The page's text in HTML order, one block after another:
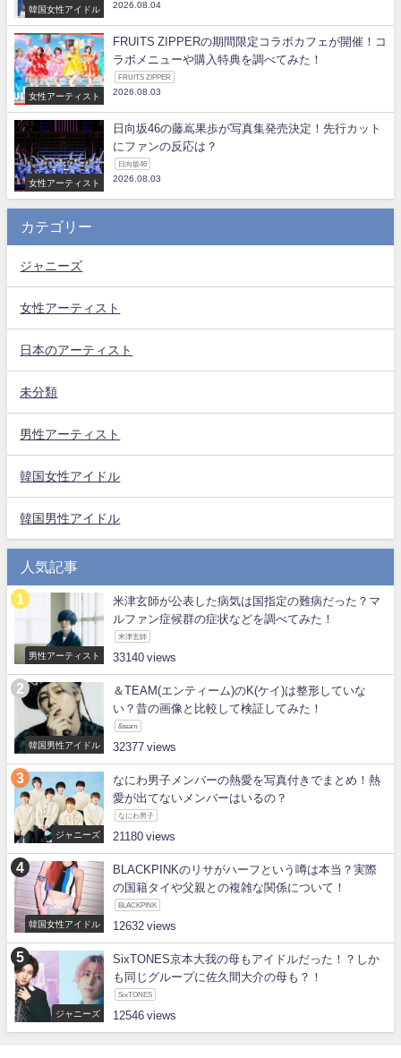
韓国女性アイドル 2026.08.04
女性アーティスト
FRUITS ZIPPERの期間限定コラボカフェが開催！コ
ラボメニューや購入特典を調べてみた！
FRUITS ZIPPER
2026.08.03
女性アーティスト
日向坂46の藤嶌果歩が写真集発売決定！先行カット
にファンの反応は？
日向坂46
2026.08.03
カテゴリー
ジャニーズ
女性アーティスト
日本のアーティスト
未分類
男性アーティスト
韓国女性アイドル
韓国男性アイドル
人気記事
男性アーティスト
米津玄師が公表した病気は国指定の難病だった？マ
ルファン症候群の症状などを調べてみた！
米津玄師
33140
韓国男性アイドル
＆TEAM(エンティーム)のK(ケイ)は整形していな
い？昔の画像と比較して検証してみた！
&team
32377
ジャニーズ
なにわ男子メンバーの熱愛を写真付きでまとめ！熱
愛が出てないメンバーはいるの？
なにわ男子
21180
韓国女性アイドル
BLACKPINKのリサがハーフという噂は本当？実際
の国籍タイや父親との複雑な関係について！
BLACKPINK
12632
ジャニーズ
SixTONES京本大我の母もアイドルだった！？しか
も同じグループに佐久間大介の母も？！
SixTONES
12546